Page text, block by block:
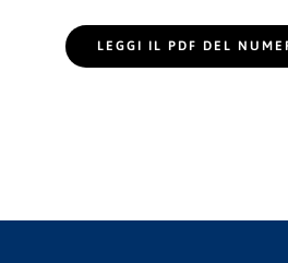
LEGGI IL PDF DEL